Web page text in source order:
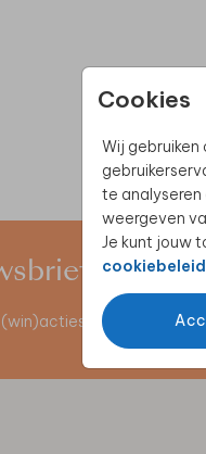
Cookies
Wij
te
weergeven
Je kunt jouw
cookiebeleid
en unieke